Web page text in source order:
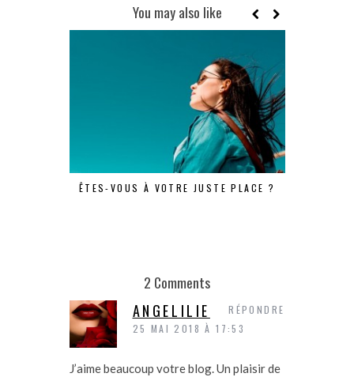
You may also like
ÊTES-VOUS À VOTRE JUSTE PLACE ?
2 Comments
ANGELILIE
25 MAI 2018 À 17:53
J’aime beaucoup votre blog. Un plaisir de
RÉPONDRE